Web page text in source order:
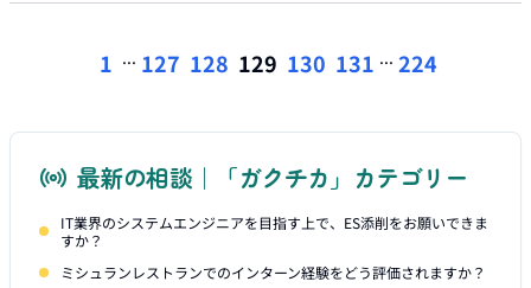
1 ... 127 128 129 130 131 ... 224
最新の相談｜「ガクチカ」カテゴリー
IT業界のシステムエンジニアを目指す上で、ES添削をお願いできま
すか？
ミシュランレストランでのインターン経験をどう評価されますか？